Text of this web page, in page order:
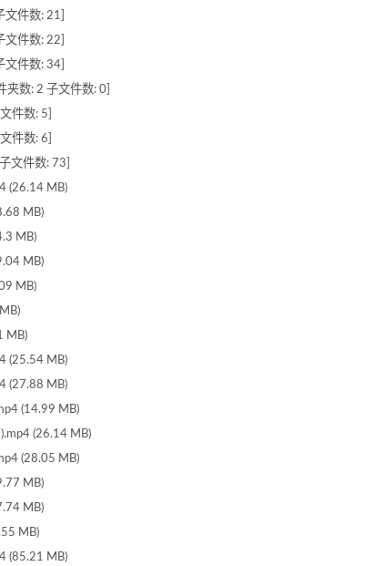
件数: 21]
件数: 22]
件数: 34]
数: 2 子文件数: 0]
件数: 5]
件数: 6]
文件数: 73]
(26.14 MB)
MB)
MB)
MB)
MB)
MB)
(25.54 MB)
(27.88 MB)
(14.99 MB)
(26.14 MB)
(28.05 MB)
MB)
MB)
MB)
(85.21 MB)